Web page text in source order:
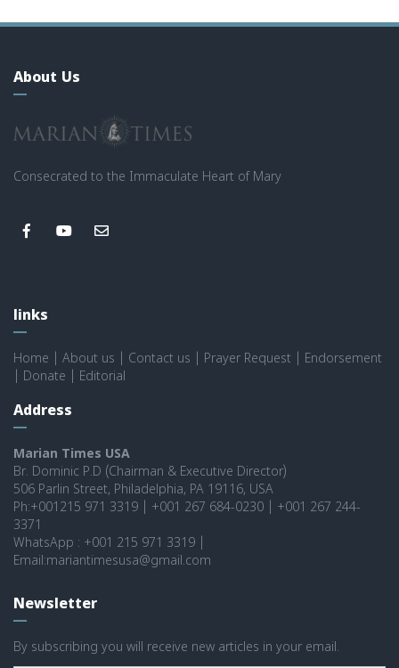
About Us
Consecrated to the Immaculate Heart of Mary
links
Home About us Contact us Prayer Request
Endorsement
Donate Editorial
Address
Marian Times USA
Br. Dominic P.D (Chairman & Executive Director)
506 Parlin Street, Philadelphia, PA 19116, USA
Ph:+001215 971 3319 | +001 267 684-0230 | +001 267 244-
3371
WhatsApp : +001 215 971 3319 |
Email:mariantimesusa@gmail.com
Newsletter
By subscribing you will receive new articles in your email.